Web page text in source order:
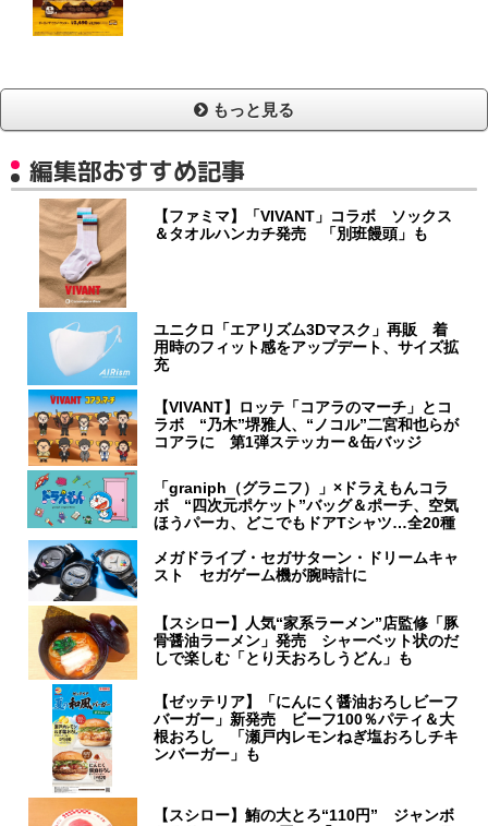
もっと見る
編集部おすすめ記事
【ファミマ】「VIVANT」コラボ ソックス
＆タオルハンカチ発売 「別班饅頭」も
ユニクロ「エアリズム3Dマスク」再販 着
用時のフィット感をアップデート、サイズ拡
充
【VIVANT】ロッテ「コアラのマーチ」とコ
ラボ “乃木”堺雅人、“ノコル”二宮和也らが
コアラに 第1弾ステッカー＆缶バッジ
「graniph（グラニフ）」×ドラえもんコラ
ボ “四次元ポケット”バッグ＆ポーチ、空気
ほうパーカ、どこでもドアTシャツ…全20種
メガドライブ・セガサターン・ドリームキャ
スト セガゲーム機が腕時計に
【スシロー】人気“家系ラーメン”店監修「豚
骨醤油ラーメン」発売 シャーベット状のだ
しで楽しむ「とり天おろしうどん」も
【ゼッテリア】「にんにく醤油おろしビーフ
バーガー」新発売 ビーフ100％パティ＆大
根おろし 「瀬戸内レモンねぎ塩おろしチキ
ンバーガー」も
【スシロー】鮪の大とろ“110円” ジャンボ